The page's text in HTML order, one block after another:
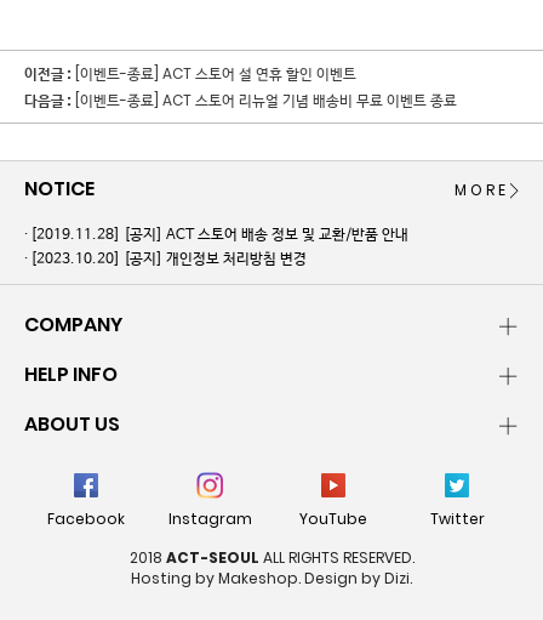
이전글 : [이벤트-종료] ACT 스토어 설 연휴 할인 이벤트
다음글 : [이벤트-종료] ACT 스토어 리뉴얼 기념 배송비 무료 이벤트 종료
NOTICE
[2019.11.28]
[공지] ACT 스토어 배송 정보 및 교환/반품 안내
[2023.10.20]
[공지] 개인정보 처리방침 변경
MORE
COMPANY
HELP INFO
ABOUT US
Facebook Instagram YouTube
Twitter
2018 ACT-SEOUL ALL RIGHTS RESERVED.
Hosting by Makeshop. Design by Dizi.